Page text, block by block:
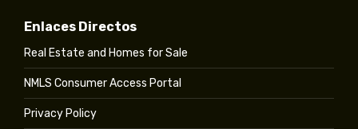
Enlaces Directos
Real Estate and Homes for Sale
NMLS Consumer Access Portal
Privacy Policy